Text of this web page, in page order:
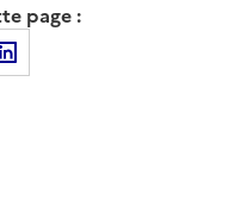
page :
X sur LinkedIn